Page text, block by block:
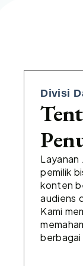
Divisi
Layanan
pemilik
konten
audiens
Kami